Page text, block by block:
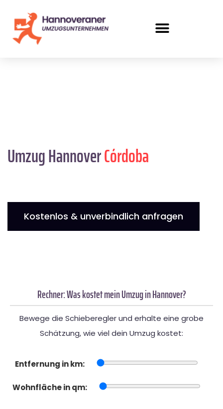
Umzug HannoverCórdoba
Kostenlos & unverbindlich anfragen
Rechner: Was kostet mein Umzug in Hannover?
Bewege die Schieberegler und erhalte eine grobe
Schätzung, wie viel dein Umzug kostet:
Entfernung in km:
Wohnfläche in qm: